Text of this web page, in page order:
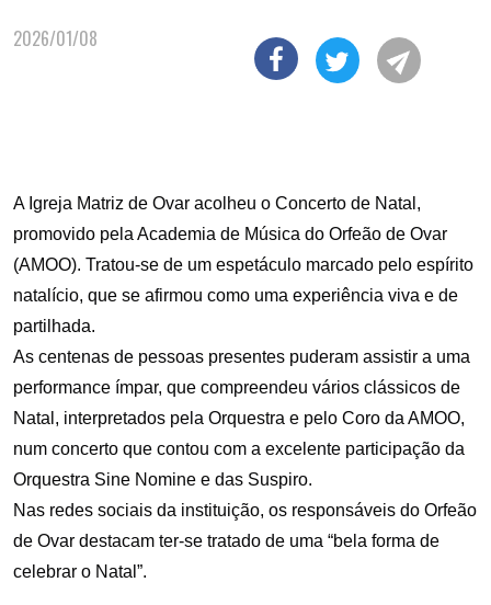
2026/01/08
A Igreja Matriz de Ovar acolheu o Concerto de Natal,
promovido pela Academia de Música do Orfeão de Ovar
(AMOO). Tratou-se de um espetáculo marcado pelo espírito
natalício, que se afirmou como uma experiência viva e de
partilhada.
As centenas de pessoas presentes puderam assistir a uma
performance ímpar, que compreendeu vários clássicos de
Natal, interpretados pela Orquestra e pelo Coro da AMOO,
num concerto que contou com a excelente participação da
Orquestra Sine Nomine e das Suspiro.
Nas redes sociais da instituição, os responsáveis do Orfeão
de Ovar destacam ter-se tratado de uma “bela forma de
celebrar o Natal”.